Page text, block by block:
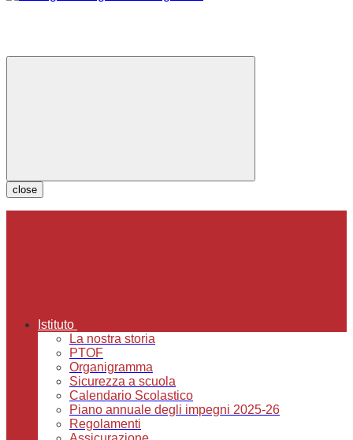
close
Istituto
La nostra storia
PTOF
Organigramma
Sicurezza a scuola
Calendario Scolastico
Piano annuale degli impegni 2025-26
Regolamenti